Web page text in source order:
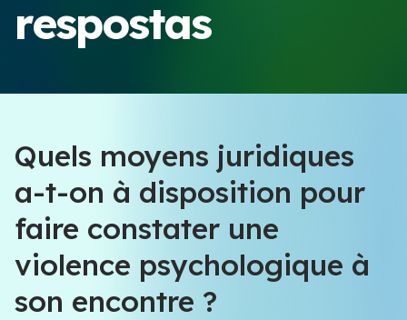
Recursos e campanhas
Équipe VIOLENCE QUE FAIRE
Meet our team
respostas
Quels moyens juridiques
a-t-on à disposition pour
faire constater une
violence psychologique à
son encontre ?